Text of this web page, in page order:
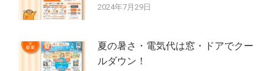
2024年7月29日
夏の暑さ・電気代は窓・ドアでクー
ルダウン！